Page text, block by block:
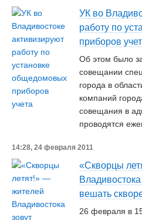
УК во
работу по
приборов
Об этом было
совещании
города в
компаний
совещания в
проводятся
14:28, 24 февраля 2011
«Скворцы
вешать
26 февраля в